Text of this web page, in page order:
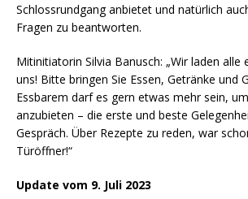
Schlossrundgang anbietet und natürlich
Fragen zu beantworten.
Mitinitiatorin Silvia Banusch: „Wir laden alle
uns! Bitte bringen Sie Essen, Getränke und
Essbarem darf es gern etwas mehr sein,
anzubieten – die erste und beste
Gespräch. Über Rezepte zu reden, war
Türöffner!“
Update vom 9. Juli 2023